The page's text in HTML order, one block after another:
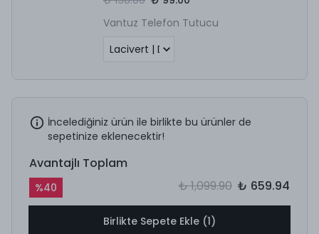
Vantuz Telefon Tutucu
İncelediğiniz ürün ile birlikte bu ürünler de
sepetinize eklenecektir!
Avantajlı Toplam
%40 ₺ 1,099.90 ₺ 659.94
Birlikte Sepete Ekle (1)